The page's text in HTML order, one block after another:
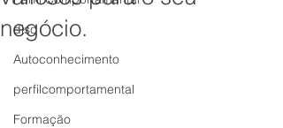
disc
Autoconhecimento
perfilcomportamental
Formação
negócio.